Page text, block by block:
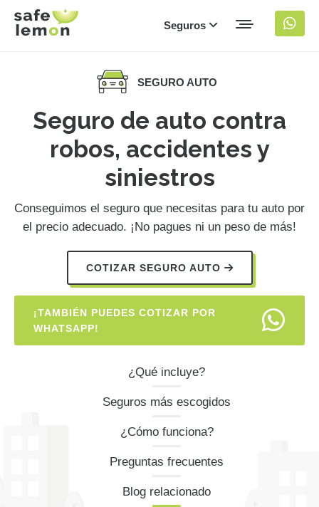
Seguros
SEGURO AUTO
Seguro de auto contra
robos, accidentes y
siniestros
Conseguimos el seguro que necesitas para tu auto por
el precio adecuado. ¡No pagues ni un peso de más!
COTIZAR SEGURO AUTO
¡TAMBIÉN PUEDES COTIZAR POR
WHATSAPP!
¿Qué incluye?
Seguros más escogidos
¿Cómo funciona?
Preguntas frecuentes
Blog relacionado